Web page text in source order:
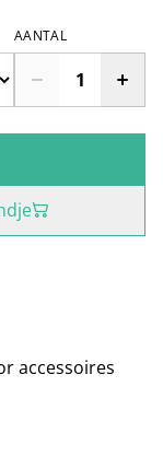
AANTAL
accessoires